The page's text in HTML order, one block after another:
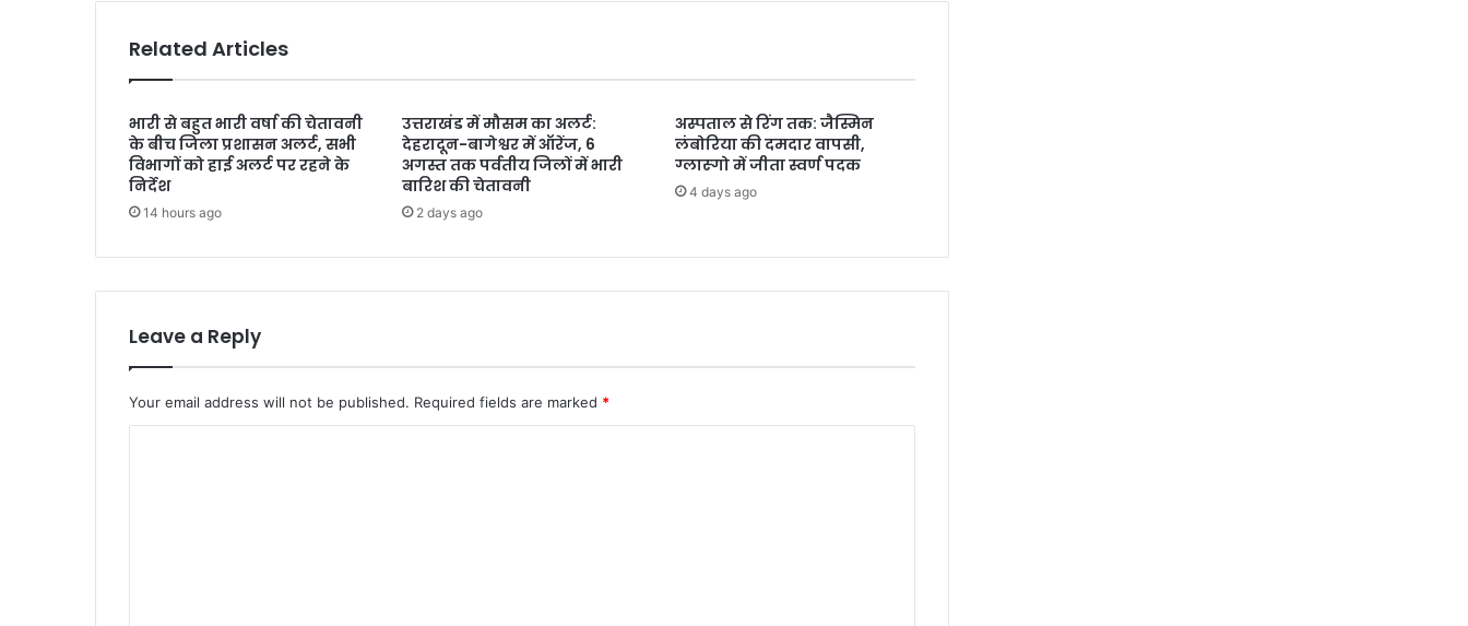
Related Articles
भारी से बहुत भारी वर्षा की चेतावनी
के बीच जिला प्रशासन अलर्ट, सभी
विभागों को हाई अलर्ट पर रहने के
निर्देश
14 hours ago
उत्तराखंड में मौसम का अलर्ट:
देहरादून-बागेश्वर में ऑरेंज, 6
अगस्त तक पर्वतीय जिलों में भारी
बारिश की चेतावनी
2 days ago
अस्पताल से रिंग तक: जैस्मिन
लंबोरिया की दमदार वापसी,
ग्लास्गो में जीता स्वर्ण पदक
4 days ago
Leave a Reply
Your email address will not be published. Required fields are marked *